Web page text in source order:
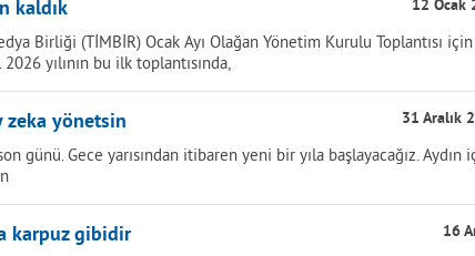
kaldık 12 Ocak
Birliği (TİMBİR) Ocak Ayı Olağan Yönetim Kurulu Toplantısı için
2026 yılının bu ilk toplantısında,
zeka yönetsin 31 Aralık
günü. Gece yarısından itibaren yeni bir yıla başlayacağız. Aydın
karpuz gibidir 16